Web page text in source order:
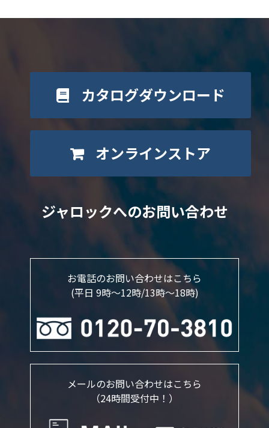
カタログダウンロード
オンラインストア
ジャロックへのお問い合わせ
お電話のお問い合わせはこちら
(平日 9時～12時/13時〜18時)
メールのお問い合わせはこちら
（24時間受付中！）